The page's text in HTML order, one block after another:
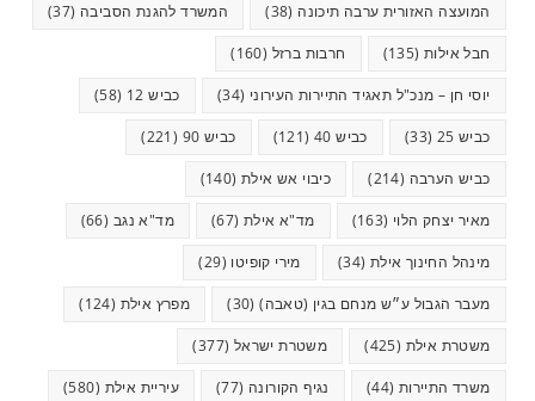
המועצה האזורית ערבה תיכונה (38) המשרד להגנת הסביבה (37)
חבל אילות (135) חרבות ברזל (160)
יוסי חן – מנכ"ל תאגיד התיירות העירוני (34) כביש 12 (58)
כביש 25 (33) כביש 40 (121) כביש 90 (221)
כביש הערבה (214) כיבוי אש אילת (140)
מאיר יצחק הלוי (163) מד"א אילת (67) מד"א נגב (66)
מינהל החינוך אילת (34) מירי קופיטו (29)
מעבר הגבול ע״ש מנחם בגין (טאבה)(30) מפרץ אילת (124)
משטרת אילת (425) משטרת ישראל (377)
משרד התיירות (44) נגיף הקורונה (77) עיריית אילת (580)